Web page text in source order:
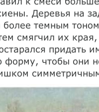
Деревья на
более темным
смягчил их края,
придать
форму, чтобы они